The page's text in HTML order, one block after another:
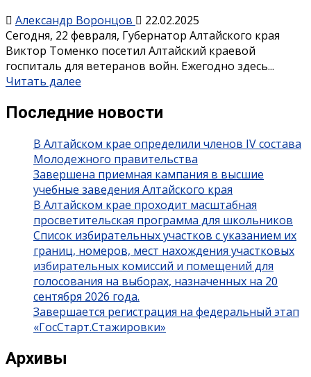
Александр Воронцов
22.02.2025
Сегодня, 22 февраля, Губернатор Алтайского края
Виктор Томенко посетил Алтайский краевой
госпиталь для ветеранов войн. Ежегодно здесь...
Читать далее
Последние новости
В Алтайском крае определили членов IV состава
Молодежного правительства
Завершена приемная кампания в высшие
учебные заведения Алтайского края
В Алтайском крае проходит масштабная
просветительская программа для школьников
Список избирательных участков с указанием их
границ, номеров, мест нахождения участковых
избирательных комиссий и помещений для
голосования на выборах, назначенных на 20
сентября 2026 года.
Завершается регистрация на федеральный этап
«ГосСтарт.Стажировки»
Архивы